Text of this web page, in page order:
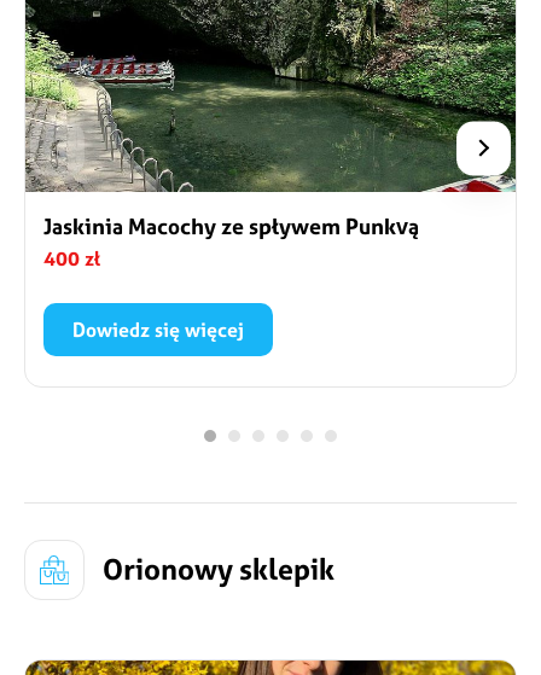
Jaskinia Macochy ze spływem Punkvą
400 zł
Dowiedz się więcej
turystów nie tylko zachwycającą rzeźbą skalną, ale
Przedniej Katedry.
Szczegóły
Orionowy sklepik